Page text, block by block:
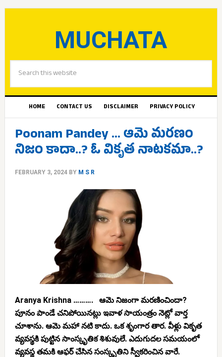
MUCHATA
HOME CONTACT US DISCLAIMER PRIVACY POLICY
Poonam Pandey … ఆమె మరణం
నిజం కాదా..? ఓ వికృత నాటకమా..?
FEBRUARY 3, 2024BY M S R
Aranya Krishna ………. ఆమె నిజంగా మరణించిందా?
పూనం పాండే చనిపోయినట్లు ఇవాళ సాయంత్రం నెట్లో వార్త
చూశాను. ఆమె మహా నటి కాదు. ఒక శృంగార తార. వీళ్లు వికృత
వ్యవస్థకి పుట్టిన సాంస్కృతిక శిశువులే. ఎదుగుదల సమయంలో
వ్యవస్థ తమకి ఆఫర్ చేసిన సంస్కృతిని స్వీకరించిన వారే.